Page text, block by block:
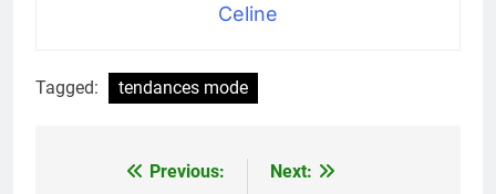
Celine
Tagged: tendances mode
NavigationPrevious:
Next: